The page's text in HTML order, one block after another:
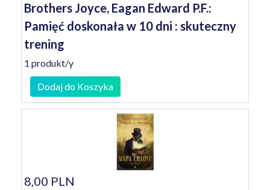
Brothers Joyce, Eagan Edward P.F.:
Pamięć doskonała w 10 dni : skuteczny
trening
1 produkt/y
Dodaj do Koszyka
8,00 PLN